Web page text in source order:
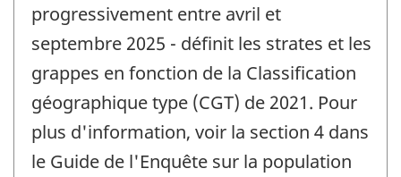
progressivement entre avril et
septembre 2025 - définit les strates et les
grappes en fonction de la Classification
géographique type (CGT) de 2021. Pour
plus d'information, voir la section 4 dans
le Guide de l'Enquête sur la population